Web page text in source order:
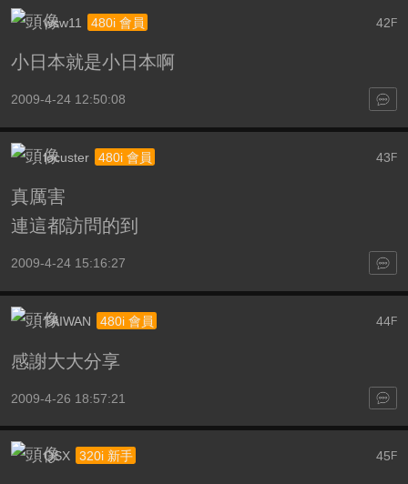
42F
wsw11 480i 會員
小日本就是小日本啊
2009-4-24 12:50:08
43F
locuster 480i 會員
真厲害
連這都訪問的到
2009-4-24 15:16:27
44F
TAIWAN 480i 會員
感謝大大分享
2009-4-26 18:57:21
45 F
QSX 320i 新手